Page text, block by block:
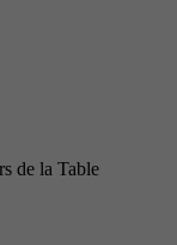
de la Table